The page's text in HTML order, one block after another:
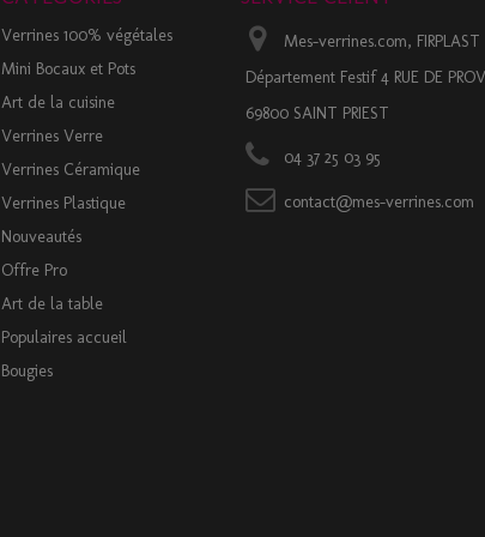
Verrines 100% végétales
Mini Bocaux et Pots
Art de la cuisine
Verrines Verre
Verrines Céramique
Verrines Plastique
Nouveautés
Offre Pro
Art de la table
Populaires accueil
Bougies
Mes-verrines.com, FIRPLAST
Département Festif 4 RUE DE
69800 SAINT PRIEST
04 37 25 03 95
contact@mes-verrines.com